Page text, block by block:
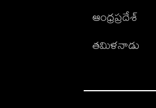
ఆంధ్రప్రదేశ్
తమిళనాడు